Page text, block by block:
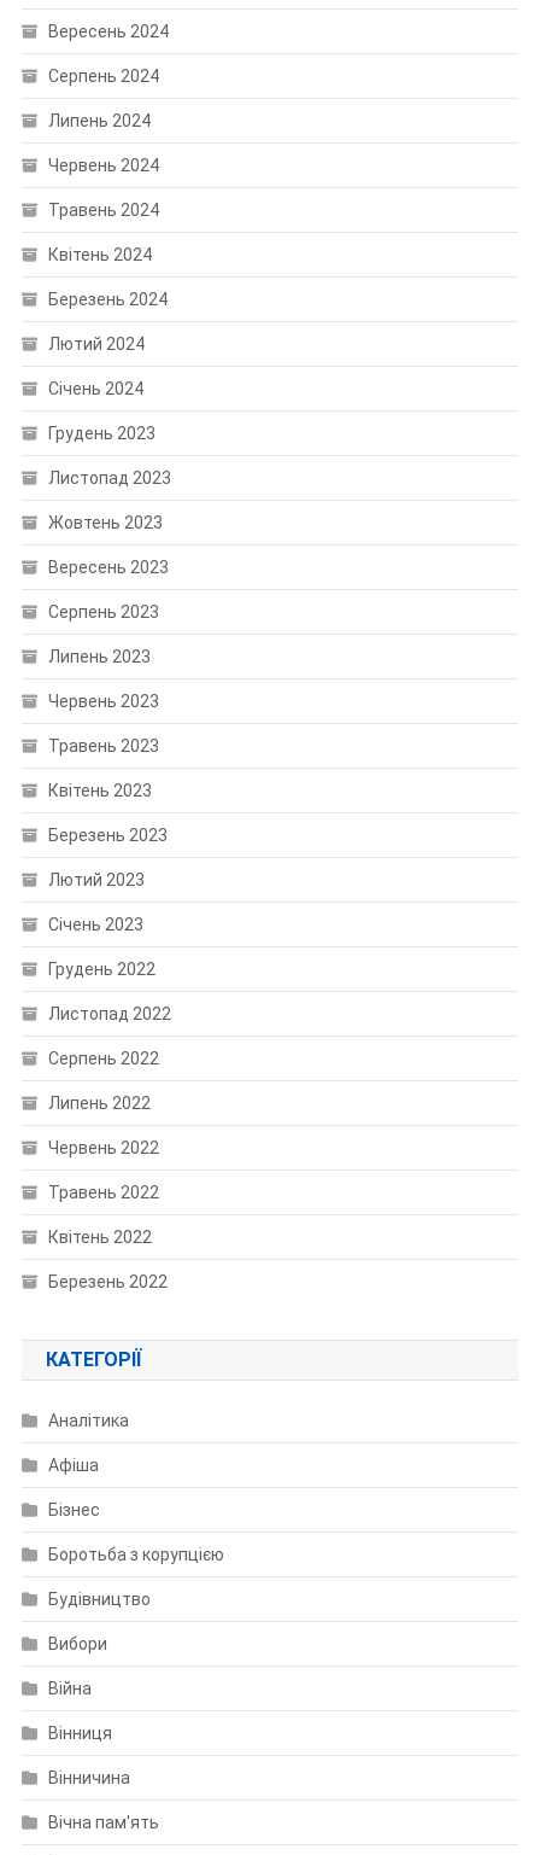
Вересень 2024
Серпень 2024
Липень 2024
Червень 2024
Травень 2024
Квітень 2024
Березень 2024
Лютий 2024
Січень 2024
Грудень 2023
Листопад 2023
Жовтень 2023
Вересень 2023
Серпень 2023
Липень 2023
Червень 2023
Травень 2023
Квітень 2023
Березень 2023
Лютий 2023
Січень 2023
Грудень 2022
Листопад 2022
Серпень 2022
Липень 2022
Червень 2022
Травень 2022
Квітень 2022
Березень 2022
КАТЕГОРІЇ
Аналітика
Афіша
Бізнес
Боротьба з корупцією
Будівництво
Вибори
Війна
Вінниця
Вінничина
Вічна пам'ять